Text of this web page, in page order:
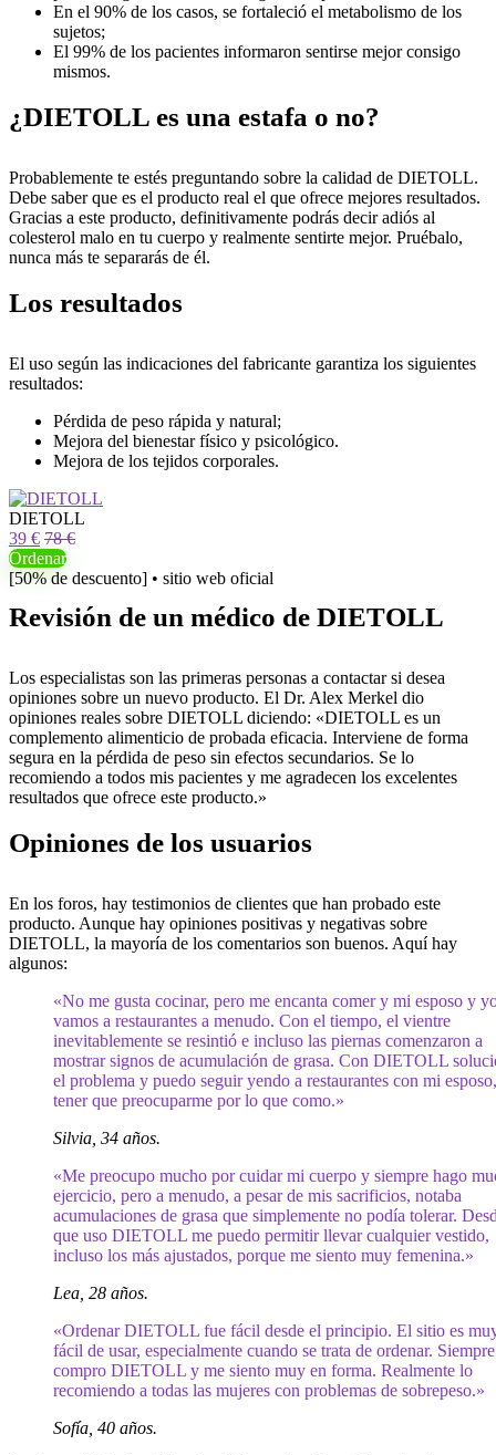
En el 90% de los casos, se fortaleció el metabolismo de los
sujetos;
El 99% de los pacientes informaron sentirse mejor consigo
mismos.
¿DIETOLL es una estafa o no?
Probablemente te estés preguntando sobre la calidad de DIETOLL.
Debe saber que es el producto real el que ofrece mejores resultados.
Gracias a este producto, definitivamente podrás decir adiós al
colesterol malo en tu cuerpo y realmente sentirte mejor. Pruébalo,
nunca más te separarás de él.
Los resultados
El uso según las indicaciones del fabricante garantiza los siguientes
resultados:
Pérdida de peso rápida y natural;
Mejora del bienestar físico y psicológico.
Mejora de los tejidos corporales.
DIETOLL
39 € 78 €
Ordenar
[50% de descuento] • sitio web oficial
Revisión de un médico de DIETOLL
Los especialistas son las primeras personas a contactar si desea
opiniones sobre un nuevo producto. El Dr. Alex Merkel dio
opiniones reales sobre DIETOLL diciendo: «DIETOLL es un
complemento alimenticio de probada eficacia. Interviene de forma
segura en la pérdida de peso sin efectos secundarios. Se lo
recomiendo a todos mis pacientes y me agradecen los excelentes
resultados que ofrece este producto.»
Opiniones de los usuarios
En los foros, hay testimonios de clientes que han probado este
producto. Aunque hay opiniones positivas y negativas sobre
DIETOLL, la mayoría de los comentarios son buenos. Aquí hay
algunos:
«No me gusta cocinar, pero me encanta comer y mi esposo y
vamos a restaurantes a menudo. Con el tiempo, el vientre
inevitablemente se resintió e incluso las piernas comenzaron a
mostrar signos de acumulación de grasa. Con DIETOLL
el problema y puedo seguir yendo a restaurantes con mi
tener que preocuparme por lo que como.»
Silvia, 34 años.
«Me preocupo mucho por cuidar mi cuerpo y siempre hago
ejercicio, pero a menudo, a pesar de mis sacrificios, notaba
acumulaciones de grasa que simplemente no podía tolerar.
que uso DIETOLL me puedo permitir llevar cualquier vestido,
incluso los más ajustados, porque me siento muy femenina.»
Lea, 28 años.
«Ordenar DIETOLL fue fácil desde el principio. El sitio es
fácil de usar, especialmente cuando se trata de ordenar. Siempre
compro DIETOLL y me siento muy en forma. Realmente lo
recomiendo a todas las mujeres con problemas de sobrepeso.»
Sofía, 40 años.